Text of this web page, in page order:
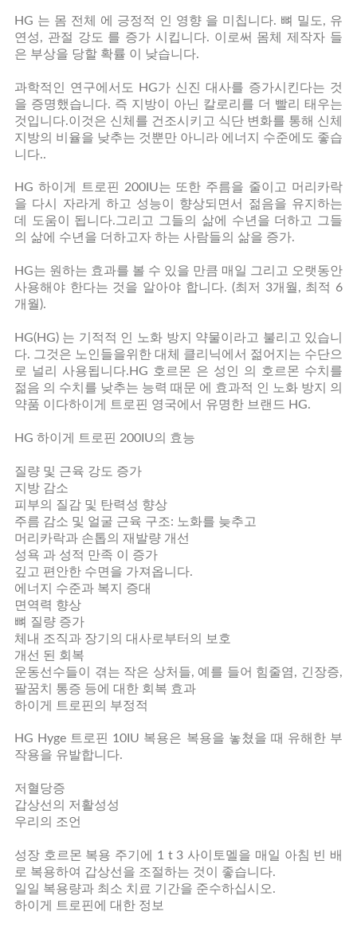
HG 는 몸 전체 에 긍정적 인 영향 을 미칩니다. 뼈 밀도, 유
연성, 관절 강도 를 증가 시킵니다. 이로써 몸체 제작자 들
은 부상을 당할 확률 이 낮습니다.
과학적인 연구에서도 HG가 신진 대사를 증가시킨다는 것
을 증명했습니다. 즉 지방이 아닌 칼로리를 더 빨리 태우는
것입니다.이것은 신체를 건조시키고 식단 변화를 통해 신체
지방의 비율을 낮추는 것뿐만 아니라 에너지 수준에도 좋습
니다..
HG 하이게 트로핀 200IU는 또한 주름을 줄이고 머리카락
을 다시 자라게 하고 성능이 향상되면서 젊음을 유지하는
데 도움이 됩니다.그리고 그들의 삶에 수년을 더하고 그들
의 삶에 수년을 더하고자 하는 사람들의 삶을 증가.
HG는 원하는 효과를 볼 수 있을 만큼 매일 그리고 오랫동안
사용해야 한다는 것을 알아야 합니다. (최저 3개월, 최적 6
개월).
HG(HG) 는 기적적 인 노화 방지 약물이라고 불리고 있습니
다. 그것은 노인들을위한 대체 클리닉에서 젊어지는 수단으
로 널리 사용됩니다.HG 호르몬 은 성인 의 호르몬 수치를
젊음 의 수치를 낮추는 능력 때문 에 효과적 인 노화 방지 의
약품 이다하이게 트로핀 영국에서 유명한 브랜드 HG.
HG 하이게 트로핀 200IU의 효능
질량 및 근육 강도 증가
지방 감소
피부의 질감 및 탄력성 향상
주름 감소 및 얼굴 근육 구조: 노화를 늦추고
머리카락과 손톱의 재발량 개선
성욕 과 성적 만족 이 증가
깊고 편안한 수면을 가져옵니다.
에너지 수준과 복지 증대
면역력 향상
뼈 질량 증가
체내 조직과 장기의 대사로부터의 보호
개선 된 회복
운동선수들이 겪는 작은 상처들, 예를 들어 힘줄염, 긴장증,
팔꿈치 통증 등에 대한 회복 효과
하이게 트로핀의 부정적
HG Hyge 트로핀 10IU 복용은 복용을 놓쳤을 때 유해한 부
작용을 유발합니다.
저혈당증
갑상선의 저활성성
우리의 조언
성장 호르몬 복용 주기에 1 t 3 사이토멜을 매일 아침 빈 배
로 복용하여 갑상선을 조절하는 것이 좋습니다.
일일 복용량과 최소 치료 기간을 준수하십시오.
하이게 트로핀에 대한 정보